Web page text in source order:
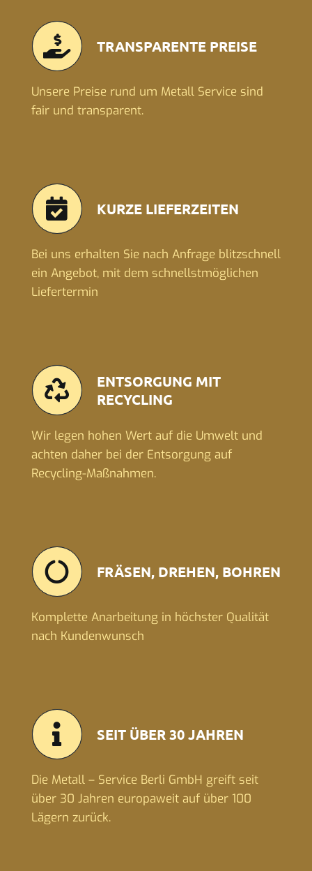
TRANSPARENTE PREISE
Unsere Preise rund um Metall Service sind
fair und transparent.
KURZE LIEFERZEITEN
Bei uns erhalten Sie nach Anfrage blitzschnell
ein Angebot, mit dem schnellstmöglichen
Liefertermin
ENTSORGUNG MIT
RECYCLING
Wir legen hohen Wert auf die Umwelt und
achten daher bei der Entsorgung auf
Recycling-Maßnahmen.
FRÄSEN, DREHEN, BOHREN
Komplette Anarbeitung in höchster Qualität
nach Kundenwunsch
SEIT ÜBER 30 JAHREN
Die Metall – Service Berli GmbH greift seit
über 30 Jahren europaweit auf über 100
Lägern zurück.